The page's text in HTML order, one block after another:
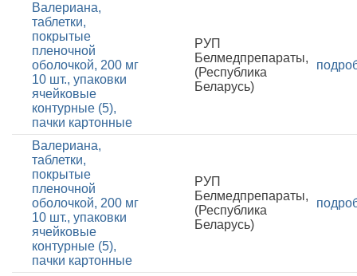
Валериана,
таблетки,
покрытые
пленочной
оболочкой, 200 мг
10 шт., упаковки
ячейковые
контурные (5),
пачки картонные
РУП
Белмедпрепараты,
(Республика
Беларусь)
Валериана,
таблетки,
покрытые
пленочной
оболочкой, 200 мг
10 шт., упаковки
ячейковые
контурные (5),
пачки картонные
РУП
Белмедпрепараты,
(Республика
Беларусь)